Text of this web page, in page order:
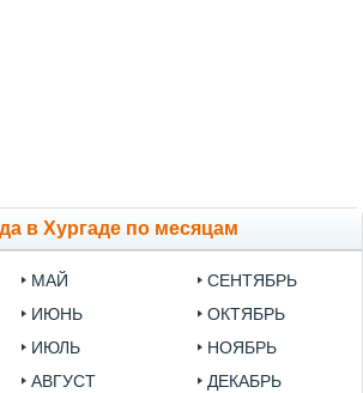
в Хургаде по месяцам
МАЙ
ИЮНЬ
ИЮЛЬ
АВГУСТ
СЕНТЯБРЬ
ОКТЯБРЬ
НОЯБРЬ
ДЕКАБРЬ